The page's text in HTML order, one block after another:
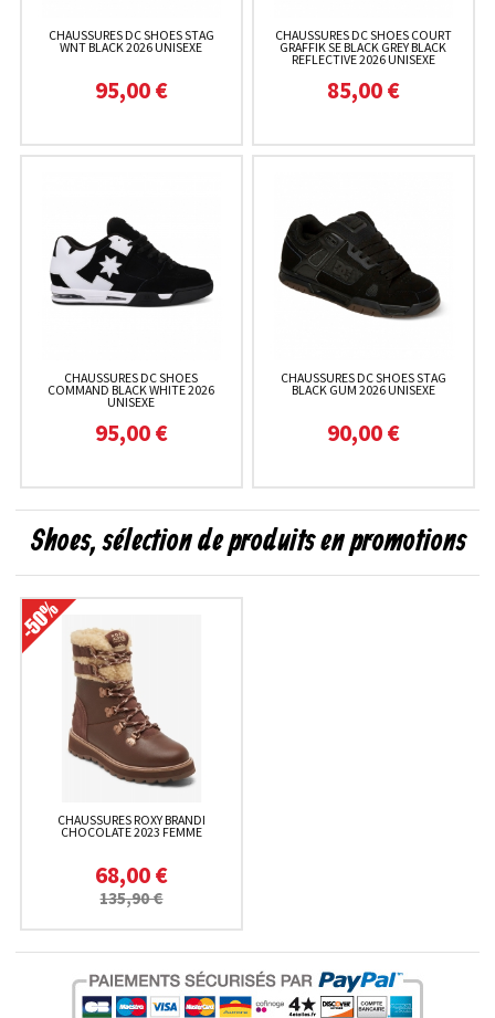
CHAUSSURES DC SHOES STAG
WNT BLACK 2026 UNISEXE
95,00 €
CHAUSSURES DC SHOES COURT
GRAFFIK SE BLACK GREY BLACK
REFLECTIVE 2026 UNISEXE
85,00 €
CHAUSSURES DC SHOES
COMMAND BLACK WHITE 2026
UNISEXE
95,00 €
CHAUSSURES DC SHOES STAG
BLACK GUM 2026 UNISEXE
90,00 €
Shoes, sélection de produits en promotions
CHAUSSURES ROXY BRANDI
CHOCOLATE 2023 FEMME
68,00 €
135,90 €